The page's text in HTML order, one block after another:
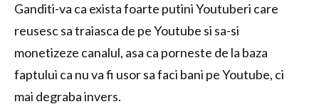
Ganditi-va ca exista foarte putini Youtuberi care
reusesc sa traiasca de pe Youtube si sa-si
monetizeze canalul, asa ca porneste de la baza
faptului ca nu va fi usor sa faci bani pe Youtube, ci
mai degraba invers.